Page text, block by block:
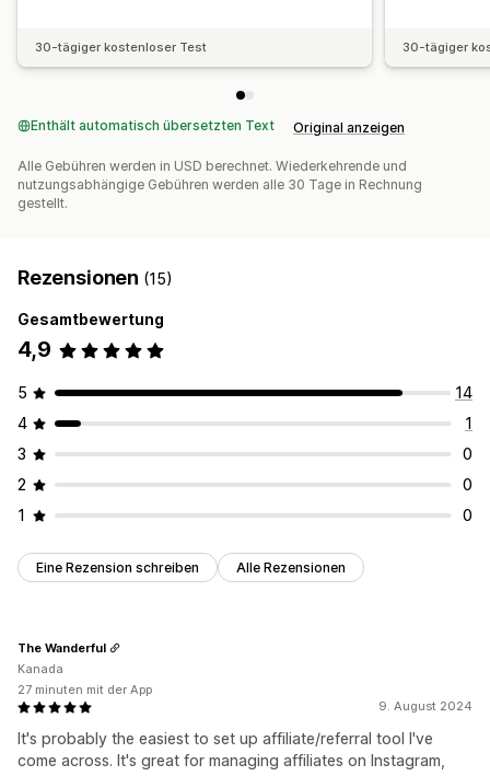
30-tägiger kostenloser Test 30-tägiger
Enthält automatisch übersetzten Text Original anzeigen
Alle Gebühren werden in USD berechnet. Wiederkehrende und
nutzungsabhängige Gebühren werden alle 30 Tage in Rechnung
gestellt.
Rezensionen (15)
Gesamtbewertung
4,9
5
14
4
1
3
0
2
0
1
0
Eine Rezension schreiben Alle Rezensionen
9. August 2024
It's probably the easiest to set up affiliate/referral tool I've
come across. It's great for managing affiliates on Instagram,
The Wanderful
Kanada
27 minuten mit der App